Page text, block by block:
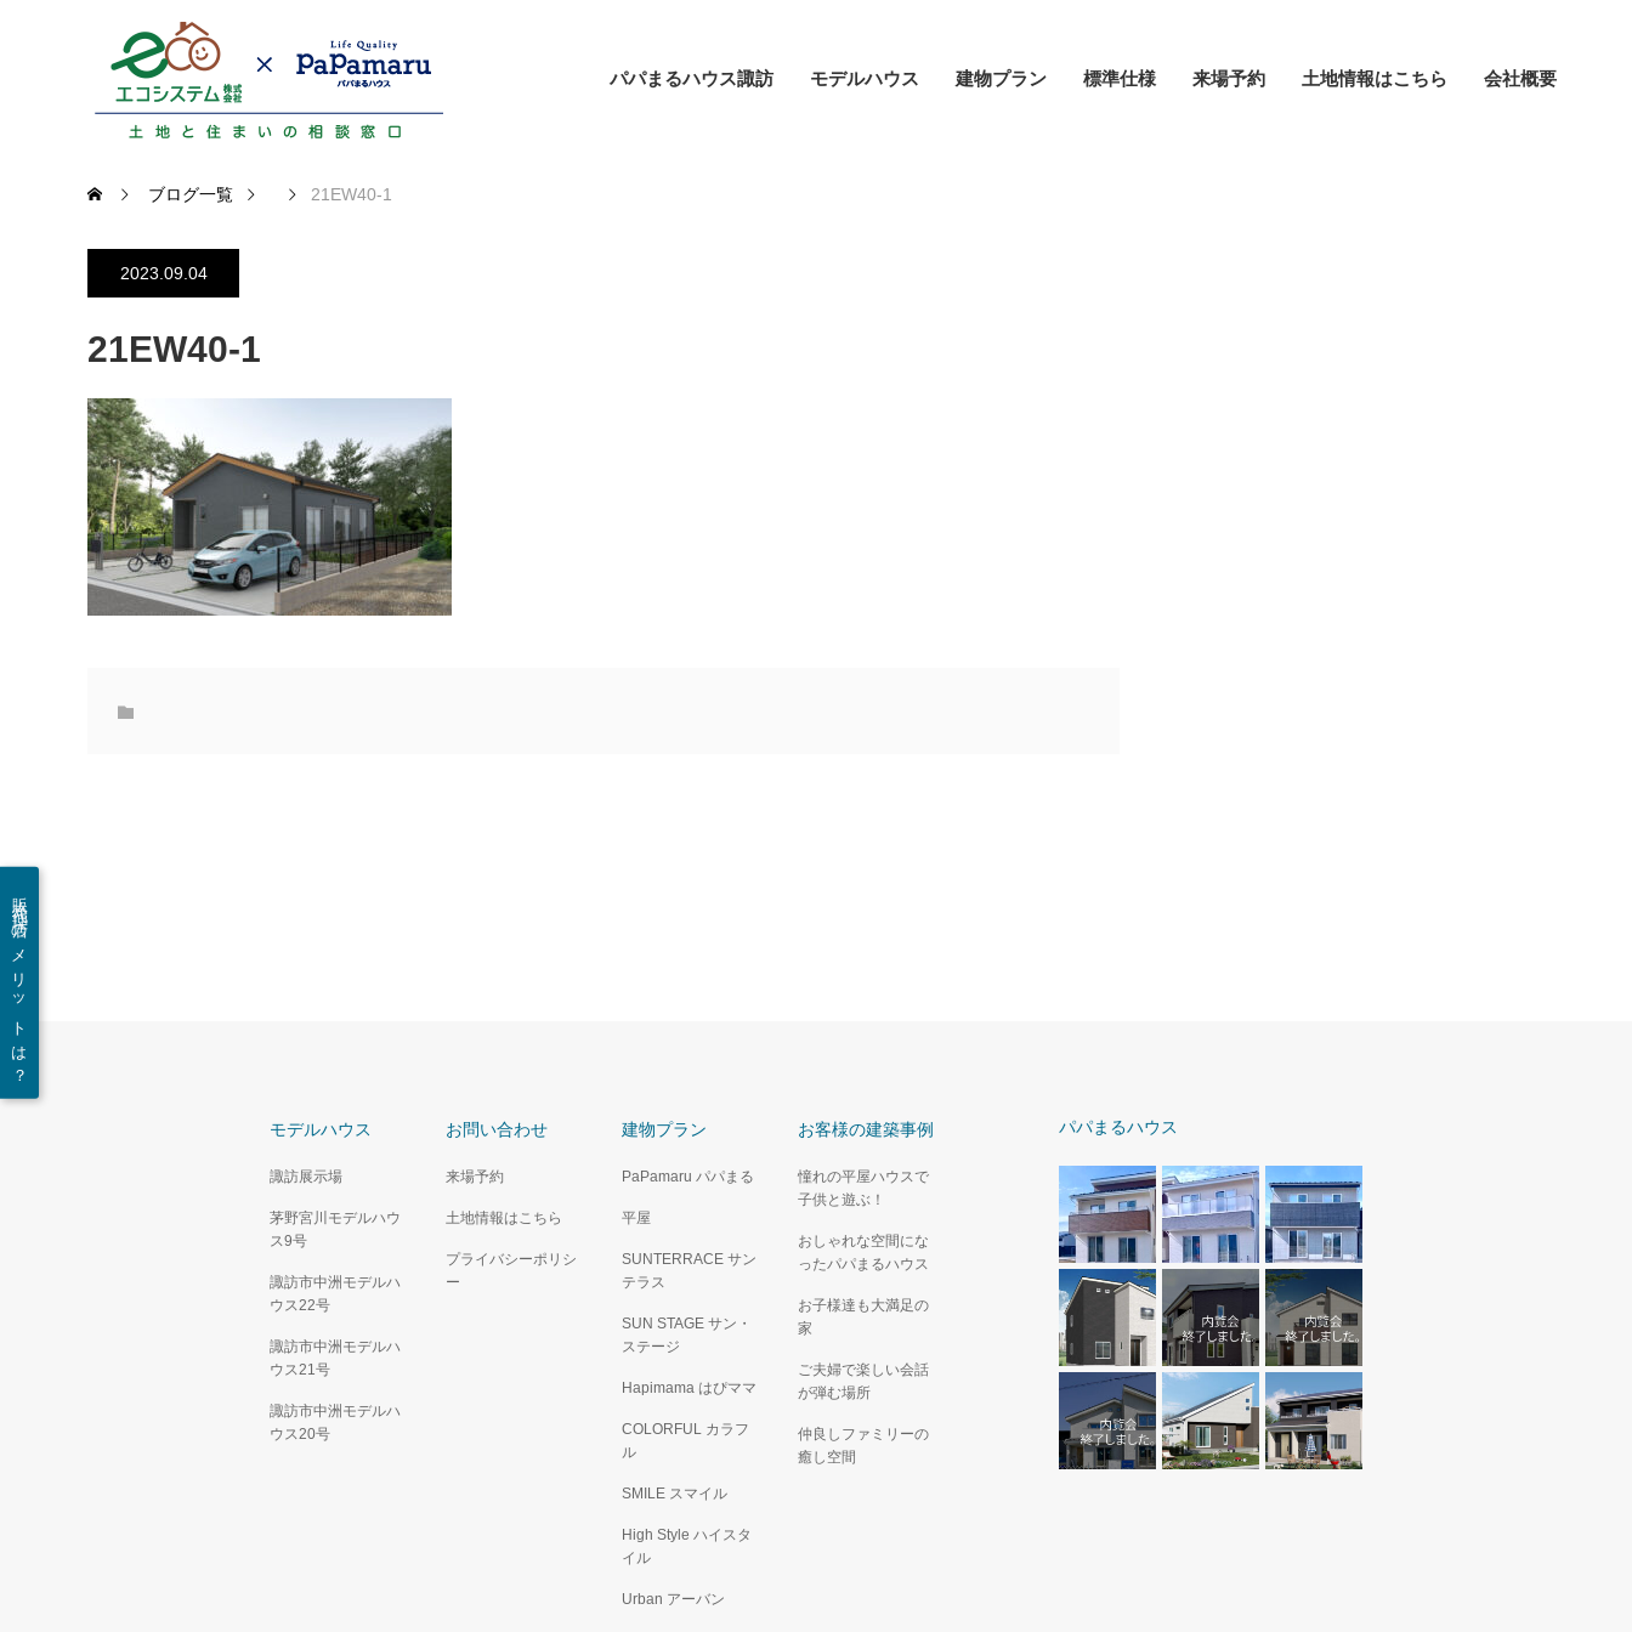
パパまるハウス諏訪 モデルハウス 建物プラン 標準仕様 来場予約 土地情報はこちら 会社概要
販売代理店のメリットは？
ブログ一覧 21EW40-1
2023.09.04
21EW40-1
モデルハウス
諏訪展示場
茅野宮川モデルハウ
ス9号
諏訪市中洲モデルハ
ウス22号
諏訪市中洲モデルハ
ウス21号
諏訪市中洲モデルハ
ウス20号
お問い合わせ
来場予約
土地情報はこちら
プライバシーポリシ
ー
建物プラン
PaPamaru パパまる
平屋
SUNTERRACE サン
テラス
SUN STAGE サン・
ステージ
Hapimama はぴママ
COLORFUL カラフ
ル
SMILE スマイル
High Style ハイスタ
イル
Urban アーバン
お客様の建築事例
憧れの平屋ハウスで
子供と遊ぶ！
おしゃれな空間にな
ったパパまるハウス
お子様達も大満足の
家
ご夫婦で楽しい会話
が弾む場所
仲良しファミリーの
癒し空間
パパまるハウス